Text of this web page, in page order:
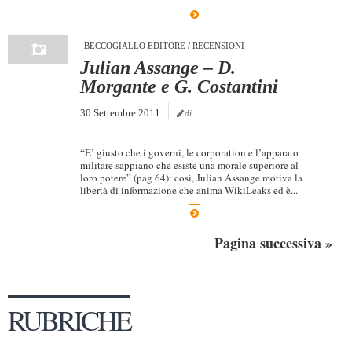
BECCOGIALLO EDITORE/ RECENSIONI
Julian Assange – D.
Morgante e G. Costantini
30 Settembre 2011 di
“E’ giusto che i governi, le corporation e l’apparato
militare sappiano che esiste una morale superiore al
loro potere” (pag 64): così, Julian Assange motiva la
libertà di informazione che anima WikiLeaks ed è...
Pagina successiva »
RUBRICHE